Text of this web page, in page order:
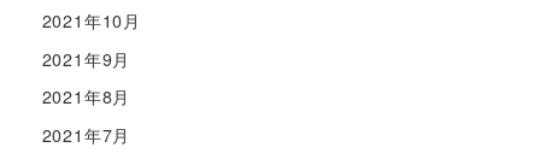
2021年10月
2021年9月
2021年8月
2021年7月